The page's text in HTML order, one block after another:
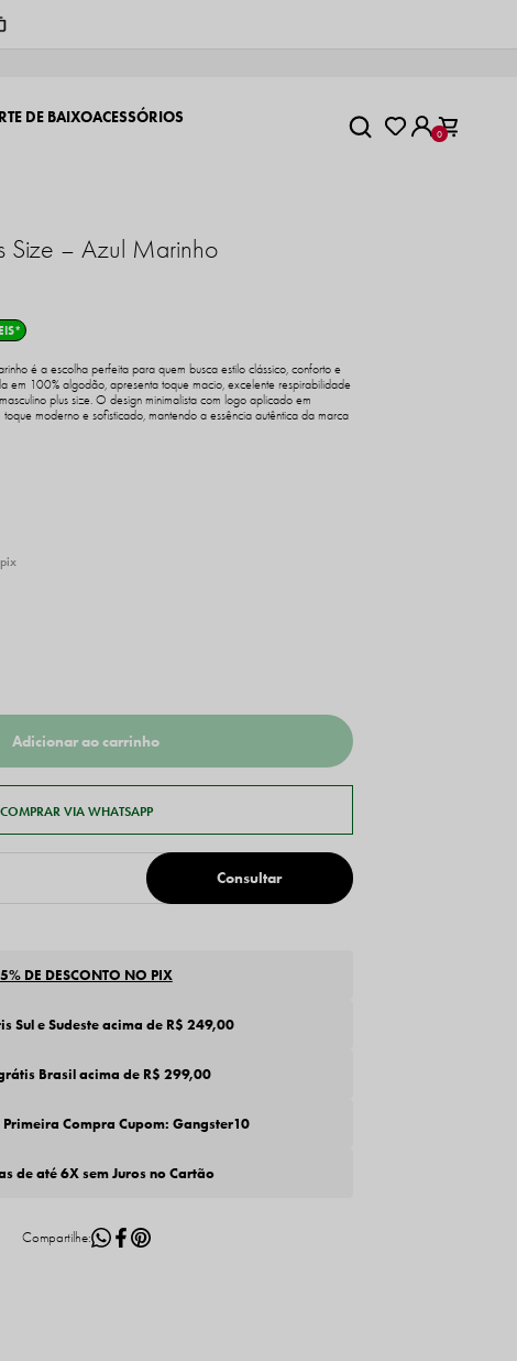
DE BAIXOACESSÓRIOS
0
Size – Azul Marinho
é a escolha perfeita para quem busca estilo clássico, conforto e
em 100% algodão, apresenta toque macio, excelente respirabilidade
plus size. O design minimalista com logo aplicado em
moderno e sofisticado, mantendo a essência autêntica da marca
5% DE DESCONTO NO PIX
Sul e Sudeste acima de R$ 249,00
Brasil acima de R$ 299,00
Primeira Compra Cupom: Gangster10
de até 6X sem Juros no Cartão